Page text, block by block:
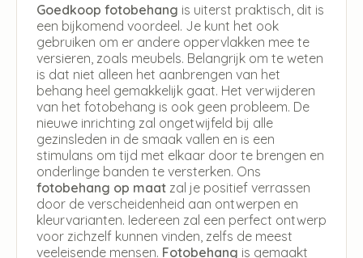
Goedkoop fotobehang is uiterst praktisch, dit is
een bijkomend voordeel. Je kunt het ook
gebruiken om er andere oppervlakken mee te
versieren, zoals meubels. Belangrijk om te weten
is dat niet alleen het aanbrengen van het
behang heel gemakkelijk gaat. Het verwijderen
van het fotobehang is ook geen probleem. De
nieuwe inrichting zal ongetwijfeld bij alle
gezinsleden in de smaak vallen en is een
stimulans om tijd met elkaar door te brengen en
onderlinge banden te versterken. Ons
fotobehang op maat zal je positief verrassen
door de verscheidenheid aan ontwerpen en
kleurvarianten. Iedereen zal een perfect ontwerp
voor zichzelf kunnen vinden, zelfs de meest
veeleisende mensen. Fotobehang is gemaakt